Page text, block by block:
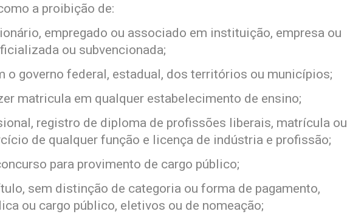
a proibição de:
empregado ou associado em instituição, empresa ou
ou subvencionada;
o governo federal, estadual, dos territórios ou municípios;
matricula em qualquer estabelecimento de ensino;
registro de diploma de profissões liberais, matrícula ou
de qualquer função e licença de indústria e profissão;
para provimento de cargo público;
sem distinção de categoria ou forma de pagamento,
ou cargo público, eletivos ou de nomeação;